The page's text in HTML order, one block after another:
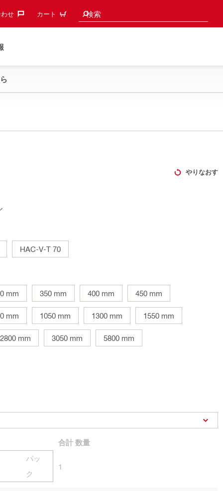
せ‎ カート 検索
検索候補
やりなおす
HAC-V-T 70
mm 350 mm 400 mm 450 mm
mm 1050 mm 1300 mm 1550 mm
2800 mm 3050 mm 5800 mm
パッ
ク
合計 数量
1